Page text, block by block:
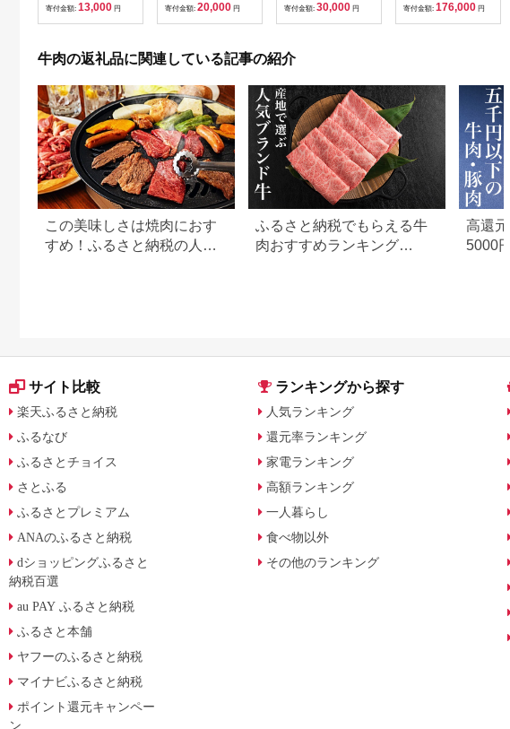
寄付金額: 13,000 円
畜・畜産物 農場
日本三大和牛 松阪 松
坂牛 松坂 モモ ビーフ
り 三重県 多気町 SS-
32
寄付金額: 20,000 円 寄付金額: 30,000 円
蔵便】全3回【配送不
寄付金額: 176,000 円
牛肉の返礼品に関連している記事の紹介
この美味しさは焼肉におす
すめ！ふるさと納税の人気
ふるさと納税でもらえる牛
肉おすすめランキング
高還
5000
＆豚
サイト比較
楽天ふるさと納税
ふるなび
ふるさとチョイス
さとふる
ふるさとプレミアム
ANAのふるさと納税
dショッピングふるさと
納税百選
au PAY ふるさと納税
ふるさと本舗
ヤフーのふるさと納税
マイナビふるさと納税
ポイント還元キャンペー
ン
ランキングから探す
人気ランキング
還元率ランキング
家電ランキング
高額ランキング
一人暮らし
食べ物以外
その他のランキング